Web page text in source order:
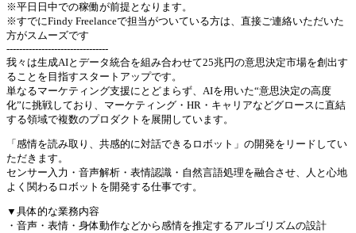
※平日日中での稼働が前提となります。
※すでにFindy Freelanceで担当がついている方は、直接ご連絡いただいた
方がスムーズです
--------------------------------
我々は生成AIとデータ統合を組み合わせて25兆円の意思決定市場を創出す
ることを目指すスタートアップです。
単なるマーケティング支援にとどまらず、AIを用いた“意思決定の高度
化”に挑戦しており、マーケティング・HR・キャリアなどグロースに直結
する領域で複数のプロダクトを展開しています。
「感情を読み取り、共感的に対話できるロボット」の開発をリードしてい
ただきます。
センサー入力・音声解析・表情認識・自然言語処理を融合させ、人と心地
よく関わるロボットを開発する仕事です。
▼具体的な業務内容
・音声・表情・身体動作などから感情を推定するアルゴリズムの設計